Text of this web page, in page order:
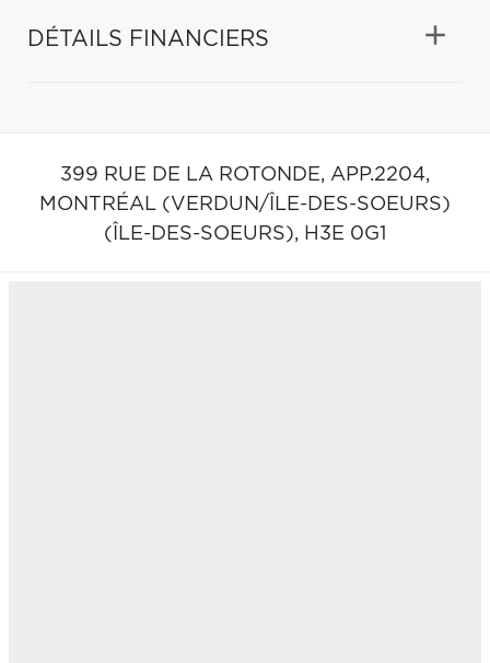
DÉTAILS FINANCIERS
399 RUE DE LA ROTONDE, APP.2204,
MONTRÉAL (VERDUN/ÎLE-DES-SOEURS)
(ÎLE-DES-SOEURS), H3E 0G1